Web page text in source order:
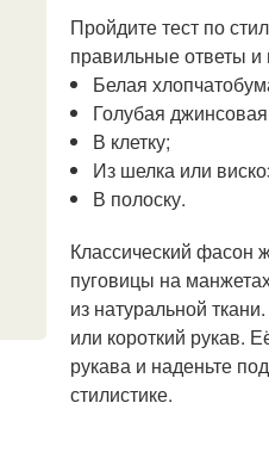
Пройдите тест по
правильные ответы
Белая
Голубая
В клетку;
Из шелка или
В полоску.
Классический фасон
пуговицы на
из натуральной
или короткий рукав.
рукава и наденьте
стилистике.